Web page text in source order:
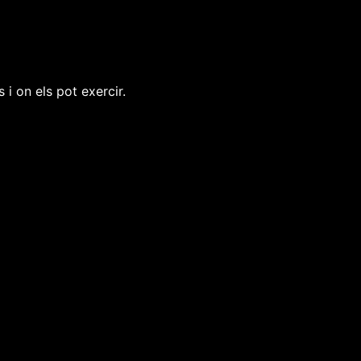
i on els pot exercir.